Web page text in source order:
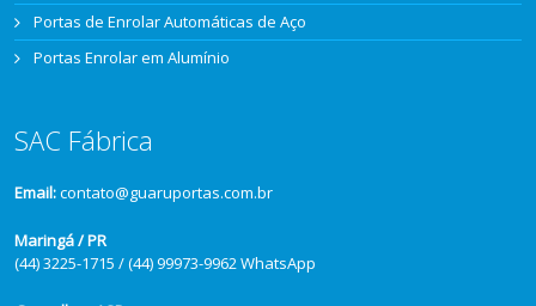
Portas de Enrolar Automáticas de Aço
Portas Enrolar em Alumínio
SAC Fábrica
Email:contato@guaruportas.com.br
Maringá / PR
(44) 3225-1715 / (44) 99973-9962 WhatsApp